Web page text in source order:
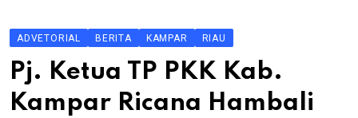
OLAHRAGA
PENDIDIKAN
ADVETORIAL BERITA KAMPAR RIAU
Pj. Ketua TP PKK Kab.
Kampar Ricana Hambali